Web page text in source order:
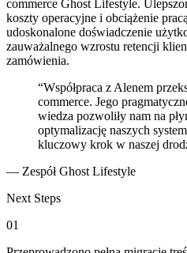
commerce Ghost Lifestyle.
koszty operacyjne i obciążenie
udoskonalone doświadczenie
zauważalnego wzrostu retencji
zamówienia.
“Współpraca z Alenem
commerce. Jego
wiedza pozwoliły nam na
optymalizację naszych
kluczowy krok w naszej
— Zespół Ghost Lifestyle
Next Steps
01